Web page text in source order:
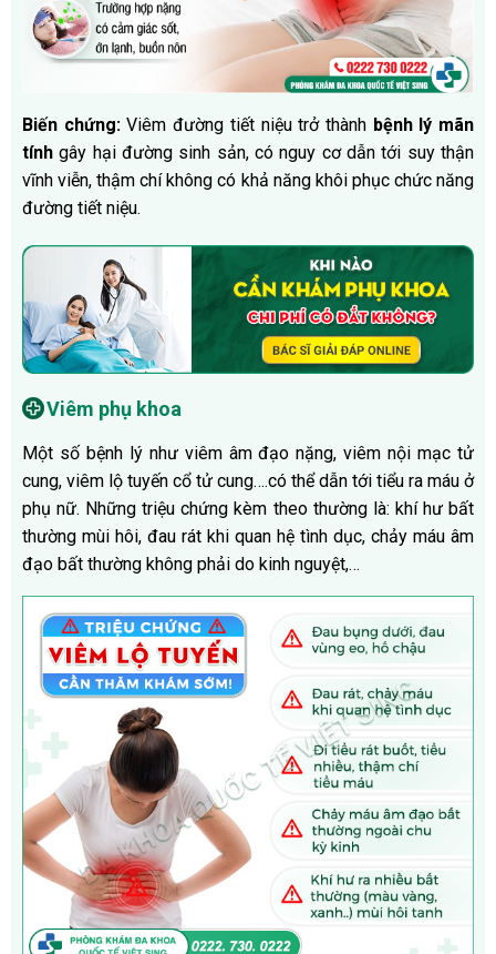
Biến chứng:Viêm đường tiết niệu trở thành bệnh lý mãn
tính gây hại đường sinh sản, có nguy cơ dẫn tới suy thận
vĩnh viễn, thậm chí không có khả năng khôi phục chức năng
đường tiết niệu.
Viêm phụ khoa
Một số bệnh lý như viêm âm đạo nặng, viêm nội mạc tử
cung, viêm lộ tuyến cổ tử cung….có thể dẫn tới tiểu ra máu ở
phụ nữ. Những triệu chứng kèm theo thường là: khí hư bất
thường mùi hôi, đau rát khi quan hệ tình dục, chảy máu âm
đạo bất thường không phải do kinh nguyệt,…